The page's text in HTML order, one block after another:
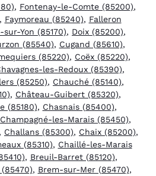
, Fontenay-le-Comte (85200),
, Faymoreau (85240), Falleron
Yon (85170), Doix (85200),
(85540), Cugand (85610),
(85220), Coëx (85220),
les-Redoux (85390),
(85250), Chauché (85140),
, Château-Guibert (85320),
(85180), Chasnais (85400),
Champagné-les-Marais (85450),
, Challans (85300), Chaix (85200),
(85310), Chaillé-les-Marais
, Breuil-Barret (85120),
, Brem-sur-Mer (85470),